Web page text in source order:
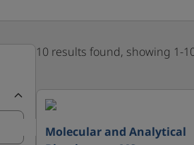
10 results found, showing 1-
Molecular and Analytical